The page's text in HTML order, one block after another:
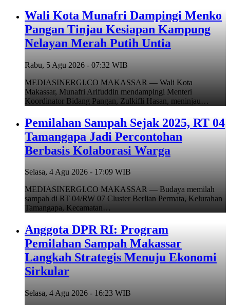
Wali Kota Munafri Dampingi Menko
Pangan Tinjau Kesiapan Kampung
Nelayan Merah Putih Untia
Rabu, 5 Agu 2026 - 07:32 WIB
MEDIASINERGI.CO MAKASSAR — Wali Kota
Makassar, Munafri Arifuddin mendampingi Menteri
Koordinator Bidang Pangan, Zulkifli Hasan, meninjau…
Pemilahan Sampah Sejak 2025, RT 04
Tamangapa Jadi Percontohan
Berbasis Kolaborasi Warga
Selasa, 4 Agu 2026 - 17:09 WIB
MEDIASINERGI.CO MAKASSAR — Budaya memilah
sampah di RT 04/RW 07 Cluster Berlian Permata, Kelurahan
Tamangapa, Kecamatan…
Anggota DPR RI: Program
Pemilahan Sampah Makassar
Langkah Strategis Menuju Ekonomi
Sirkular
Selasa, 4 Agu 2026 - 16:23 WIB